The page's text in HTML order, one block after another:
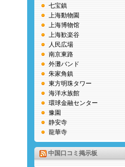
七宝鎮
上海動物園
上海博物馆
上海歓楽谷
人民広場
南京東路
外灘バンド
朱家角鎮
東方明珠タワー
海洋水族館
環球金融センター
豫園
静安寺
龍華寺
中国口コミ掲示板